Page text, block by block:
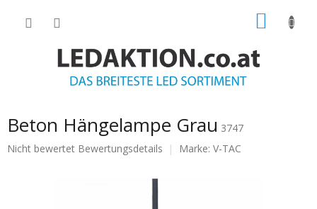
Beton Hängelampe Grau 3747
Die
Nicht bewertet Bewertungsdetails Marke: V-TAC